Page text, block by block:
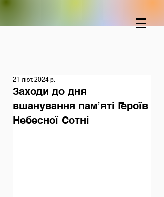
Заходи до дня
вшанування пам’яті Героїв
Небесної Сотні
21 лют. 2024 р.